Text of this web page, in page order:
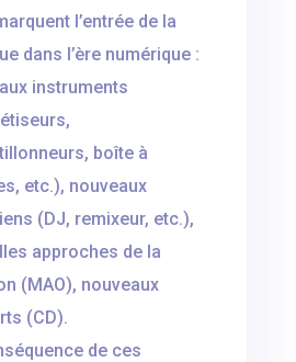
l’entrée de la
dans l’ère numérique :
instruments
boîte à
etc.), nouveaux
(DJ, remixeur, etc.),
approches de la
(MAO), nouveaux
(CD).
de ces